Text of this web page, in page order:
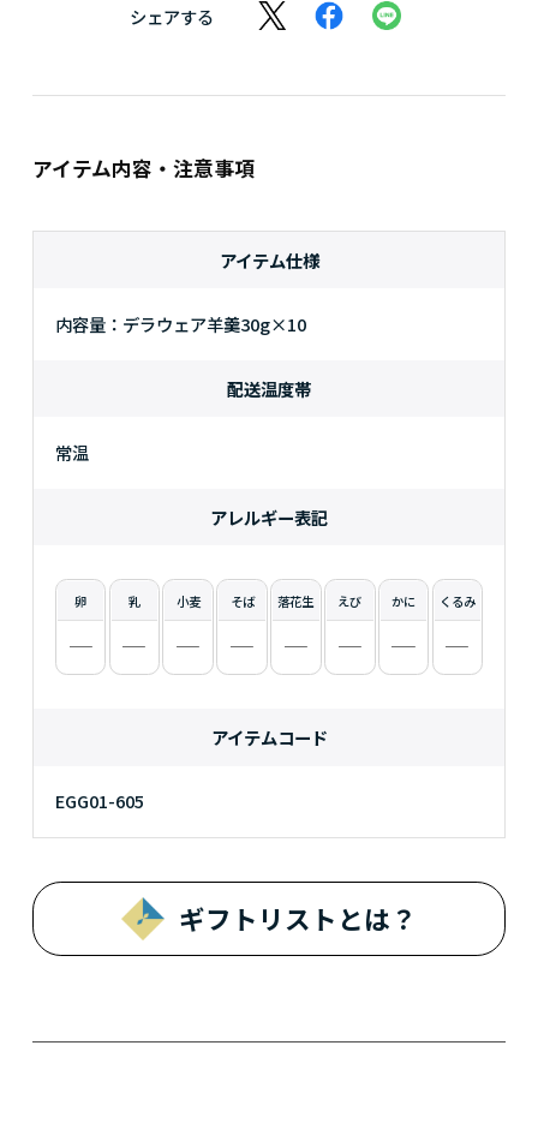
シェアする
アイテム内容・注意事項
アイテム仕様
内容量：デラウェア羊羹30g×10
配送温度帯
常温
アレルギー表記
卵 乳 小麦 そば 落花生 えび かに くるみ
アイテムコード
EGG01-605
ギフトリストとは？